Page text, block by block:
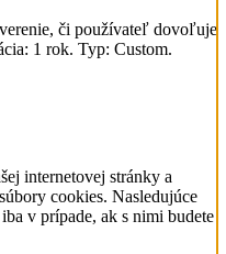
či používateľ dovoľuje
1 rok. Typ: Custom.
internetovej stránky a
cookies. Nasledujúce
v prípade, ak s nimi budete